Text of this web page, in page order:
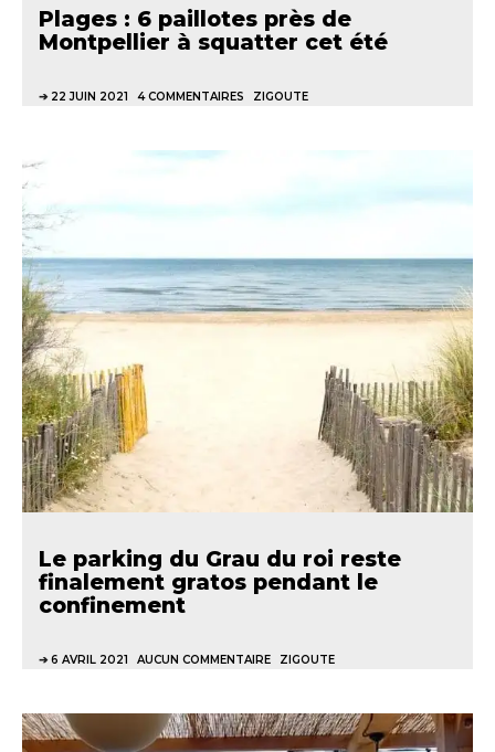
Plages : 6 paillotes près de
Montpellier à squatter cet été
22 JUIN 2021 4 COMMENTAIRES ZIGOUTE
Le parking du Grau du roi reste
finalement gratos pendant le
confinement
6 AVRIL 2021 AUCUN COMMENTAIRE ZIGOUTE